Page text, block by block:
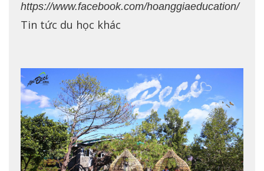
https://www.facebook.com/hoanggiaeducation/
Tin tức du học khác